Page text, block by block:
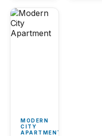
MODERN
CITY
APARTMENT